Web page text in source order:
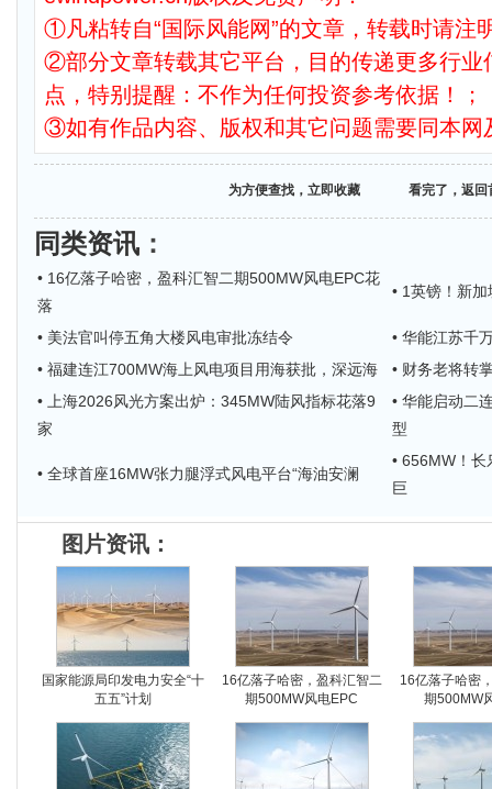
①凡粘转自“国际风能网”的文章，转载时请注
②部分文章转载其它平台，目的传递更多行业
点，特别提醒：不作为任何投资参考依据！；
③如有作品内容、版权和其它问题需要同本网
为方便查找，立即收藏 看完了，返回
同类资讯 ：
• 16亿落子哈密，盈科汇智二期500MW风电EPC花
落
• 1英镑！新
• 美法官叫停五角大楼风电审批冻结令
• 华能江苏千
• 福建连江700MW海上风电项目用海获批，深远海
• 财务老将转
• 上海2026风光方案出炉：345MW陆风指标花落9
家
• 华能启动二
型
• 全球首座16MW张力腿浮式风电平台“海油安澜
• 656MW！
巨
图片资讯：
国家能源局印发电力安全“十
五五”计划
16亿落子哈密，盈科汇智二
期500MW风电EPC
16亿落子哈密
期500MW